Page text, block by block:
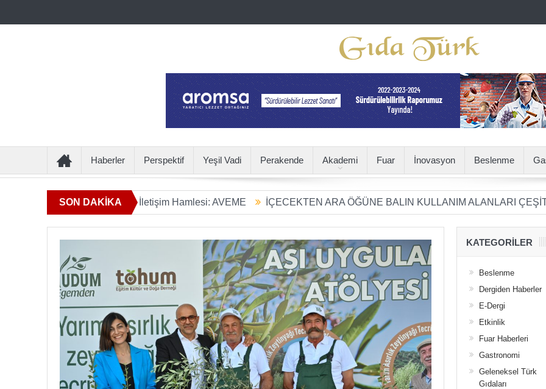
Haberler Perspektif Yeşil Vadi Perakende Akademi Fuar İnovasyon Beslenme
SON DAKİKA
Geçen Yeni İletişim Hamlesi: AVEME İÇECEKTEN ARA ÖĞÜNE BALIN KULLANIM ALANLARI ÇEŞİTLENİYOR
KATEGORILER
Beslenme
Dergiden Haberler
E-Dergi
Etkinlik
Fuar Haberleri
Gastronomi
Geleneksel Türk
Gıdaları